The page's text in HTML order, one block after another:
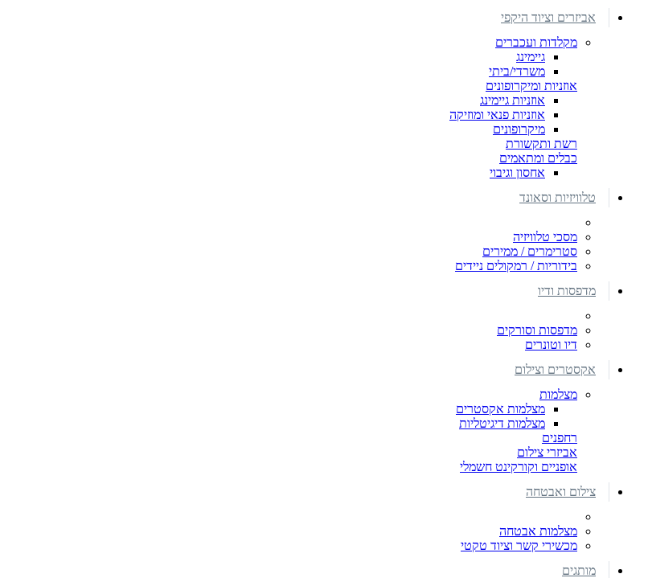
אביזרים וציוד היקפי
מקלדות ועכברים
גיימינג
משרדי/ביתי
אוזניות ומיקרופונים
אוזניות גיימינג
אוזניות פנאי ומוזיקה
מיקרופונים
רשת ותקשורת
כבלים ומתאמים
אחסון וגיבוי
טלוויזיות וסאונד
מסכי טלוויזיה
סטרימרים / ממירים
בידוריות / רמקולים ניידים
מדפסות ודיו
מדפסות וסורקים
דיו וטונרים
אקסטרים וצילום
מצלמות
מצלמות אקסטרים
מצלמות דיגיטליות
רחפנים
אביזרי צילום
אופניים וקורקינט חשמלי
צילום ואבטחה
מצלמות אבטחה
מכשירי קשר וציוד טקטי
מותגים